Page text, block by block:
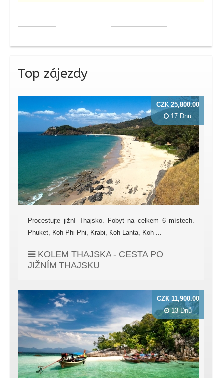
Top zájezdy
Procestujte jižní Thajsko. Pobyt na celkem 6 místech.
Phuket, Koh Phi Phi, Krabi, Koh Lanta, Koh ...
KOLEM THAJSKA - CESTA PO
JIŽNÍM THAJSKU
CZK 25,800.00
17 Dnů
CZK 11,900.00
13 Dnů